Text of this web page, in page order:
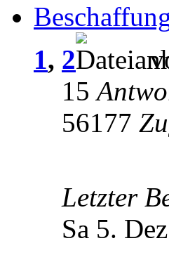
1, 2
15
56177
Letzter
Sa 5.